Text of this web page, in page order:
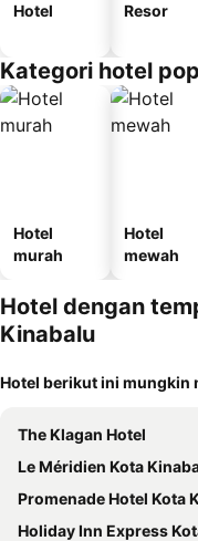
Hotel Resor
Kategori hotel
Hotel
murah
Hotel
mewah
Hotel dengan
Kinabalu
Hotel berikut ini mungkin
The Klagan Hotel
Le Méridien Kota
Promenade Hotel Kota
Holiday Inn Express Kota Kinabalu City